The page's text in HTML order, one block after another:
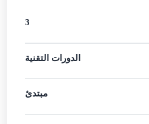
3
الدورات التقنية
مبتدئ